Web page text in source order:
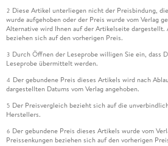
2 Diese Artikel unterliegen nicht der Preisbindung,
wurde aufgehoben oder der Preis wurde vom Verlag
Alternative wird Ihnen auf der Artikelseite dargestellt.
beziehen sich auf den vorherigen Preis.
3 Durch Öffnen der Leseprobe willigen Sie ein, dass
Leseprobe übermittelt werden.
4 Der gebundene Preis dieses Artikels wird nach
dargestellten Datums vom Verlag angehoben.
5 Der Preisvergleich bezieht sich auf die
Herstellers.
6 Der gebundene Preis dieses Artikels wurde vom
Preissenkungen beziehen sich auf den vorherigen